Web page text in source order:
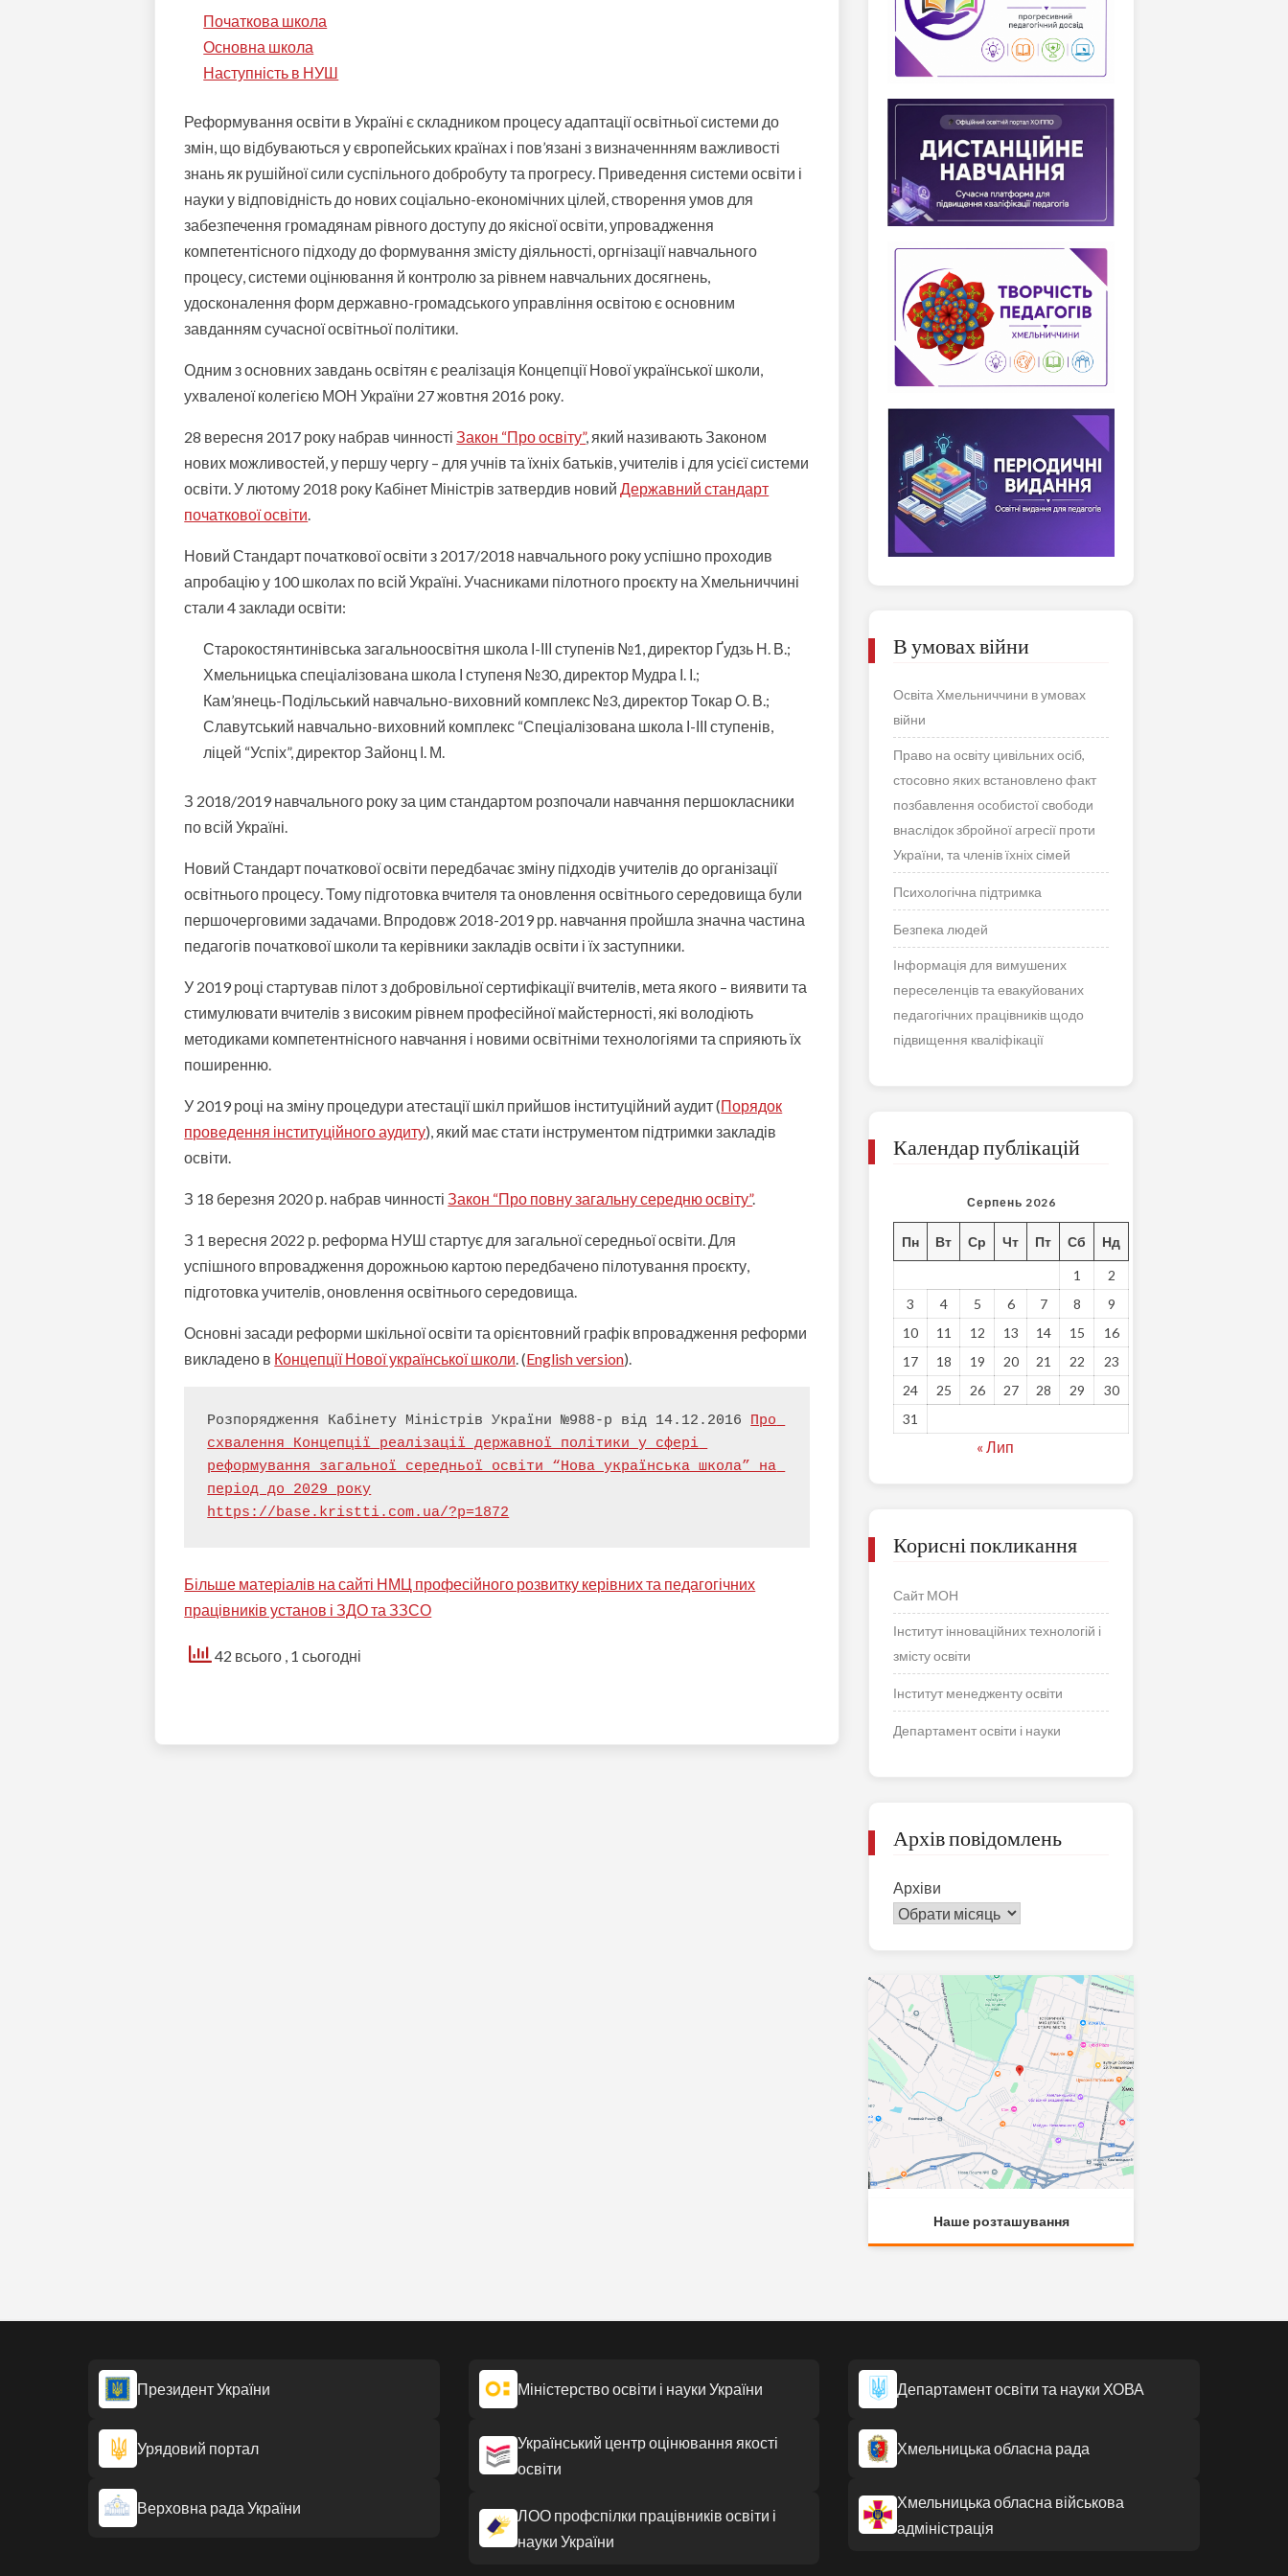
Початкова школа
Основна школа
Наступність в НУШ
Реформування освіти в Україні є складником процесу адаптації освітньої системи до
змін, що відбуваються у європейських країнах і пов’язані з визначеннням важливості
знань як рушійної сили суспільного добробуту та прогресу. Приведення системи освіти і
науки у відповідність до нових соціально-економічних цілей, створення умов для
забезпечення громадянам рівного доступу до якісної освіти, упровадження
компетентісного підходу до формування змісту діяльності, оргнізації навчального
процесу, системи оцінювання й контролю за рівнем навчальних досягнень,
удосконалення форм державно-громадського управління освітою є основним
завданням сучасної освітньої політики.
Одним з основних завдань освітян є реалізація Концепції Нової української школи,
ухваленої колегією МОН України 27 жовтня 2016 року.
28 вересня 2017 року набрав чинностіЗакон “Про освіту”, який називають Законом
нових можливостей, у першу чергу – для учнів та їхніх батьків, учителів і для усієї системи
освіти. У лютому 2018 року Кабінет Міністрів затвердив новийДержавний стандарт
початкової освіти.
Новий Стандарт початкової освіти з 2017/2018 навчального року успішно проходив
апробацію у 100 школах по всій Україні. Учасниками пілотного проєкту на Хмельниччині
стали 4 заклади освіти:
Старокостянтинівська загальноосвітня школа І-ІІІ ступенів №1, директор Ґудзь Н. В.;
Хмельницька спеціалізована школа І ступеня №30, директор Мудра І. І.;
Кам’янець-Подільський навчально-виховний комплекс №3, директор Токар О. В.;
Славутський навчально-виховний комплекс “Спеціалізована школа І-ІІІ ступенів,
ліцей “Успіх”, директор Зайонц І. М.
З 2018/2019 навчального року за цим стандартом розпочали навчання першокласники
по всій Україні.
Новий Стандарт початкової освіти передбачає зміну підходів учителів до організації
освітнього процесу. Тому підготовка вчителя та оновлення освітнього середовища були
першочерговими задачами. Впродовж 2018-2019 рр. навчання пройшла значна частина
педагогів початкової школи та керівники закладів освіти і їх заступники.
У 2019 році стартував пілот з добровільної сертифікації вчителів, мета якого – виявити та
стимулювати вчителів з високим рівнем професійної майстерності, які володіють
методиками компетентнісного навчання і новими освітніми технологіями та сприяють їх
поширенню.
У 2019 році на зміну процедури атестації шкіл прийшов інституційний аудит (Порядок
проведення інституційного аудиту), який має стати інструментом підтримки закладів
освіти.
З 18 березня 2020 р. набрав чинностіЗакон “Про повну загальну середню освіту”.
З 1 вересня 2022 р. реформа НУШ стартує для загальної середньої освіти. Для
успішного впровадження дорожньою картою передбачено пілотування проєкту,
підготовка учителів, оновлення освітнього середовища.
Основні засади реформи шкільної освіти та орієнтовний графік впровадження реформи
викладено в Концепції Нової української школи. (English version).
Розпорядження Кабінету Міністрів України №988-р від 14.12.2016 Про
схвалення Концепції реалізації державної політики у сфері
реформування загальної середньої освіти “Нова українська школа” на
період до 2029 року
https://base.kristti.com.ua/?p=1872
Більше матеріалів на сайті НМЦ професійного розвитку керівних та педагогічних
працівників установ і ЗДО та ЗЗСО
42 всього , 1 сьогодні
В умовах війни
Освіта Хмельниччини в умовах
війни
Право на освіту цивільних осіб,
стосовно яких встановлено факт
позбавлення особистої свободи
внаслідок збройної агресії проти
України, та членів їхніх сімей
Психологічна підтримка
Безпека людей
Інформація для вимушених
переселенців та евакуйованих
педагогічних працівників щодо
підвищення кваліфікації
Календар публікацій
Серпень 2026
Пн Вт Ср Чт Пт Сб Нд
1
2
3
4 5 6 7 8
9
10
11 12 13 14 15
16
17
18 19 20 21 22
23
24
25 26 27 28 29
30
31
« Лип
Корисні покликання
Сайт МОН
Інститут інноваційних технологій і
змісту освіти
Інститут менедженту освіти
Департамент освіти і науки
Архів повідомлень
Архіви
Наше розташування
Президент України
Урядовий портал
Верховна рада України
Міністерство освіти і науки України
Український центр оцінювання якості
освіти
ЛОО профспілки працівників освіти і
науки України
Департамент освіти та науки ХОВА
Хмельницька обласна рада
Хмельницька обласна військова
адміністрація